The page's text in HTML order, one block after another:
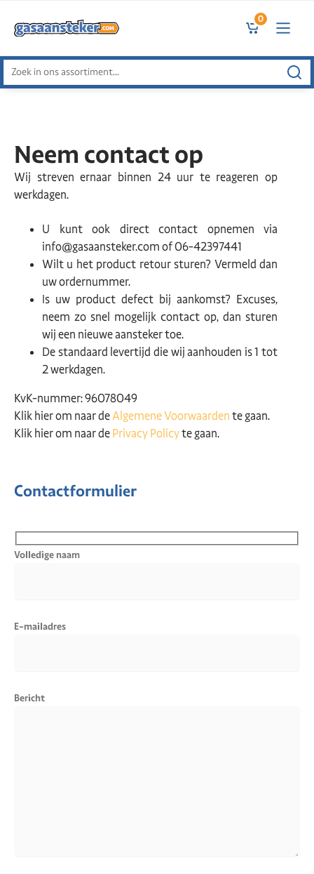
0
Zoeken
naar:
Neem contact op
Wij streven ernaar binnen 24 uur te reageren op
werkdagen.
U kunt ook direct contact opnemen via
info@gasaansteker.com of 06-42397441
Wilt u het product retour sturen? Vermeld dan
uw ordernummer.
Is uw product defect bij aankomst? Excuses,
neem zo snel mogelijk contact op, dan sturen
wij een nieuwe aansteker toe.
De standaard levertijd die wij aanhouden is 1 tot
2 werkdagen.
KvK-nummer: 96078049
Klik hier om naar deAlgemene Voorwaardente gaan.
Klik hier om naar dePrivacy Policyte gaan.
Contactformulier
Volledige naam
E-mailadres
Bericht